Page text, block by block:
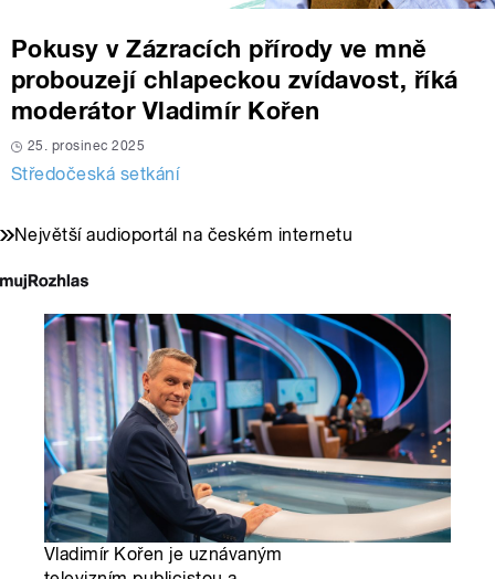
Pokusy v Zázracích přírody ve mně
probouzejí chlapeckou zvídavost, říká
moderátor Vladimír Kořen
25. prosinec 2025
Středočeská setkání
Největší audioportál na českém internetu
Vladimír Kořen je uznávaným